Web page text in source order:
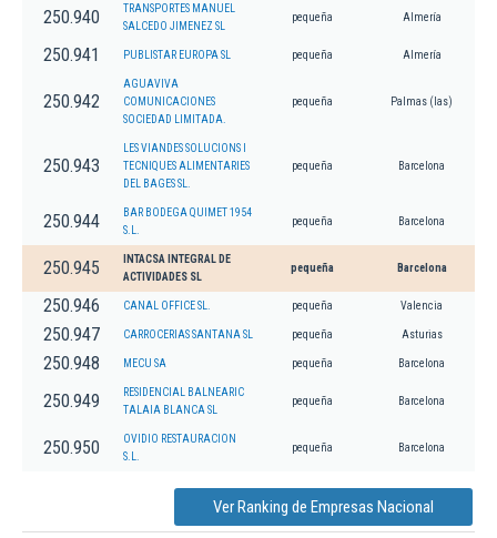
250.940
TRANSPORTES MANUEL
SALCEDO JIMENEZ SL
pequeña Almería
250.941 PUBLISTAR EUROPA SL pequeña Almería
250.942
AGUAVIVA
COMUNICACIONES
SOCIEDAD LIMITADA.
pequeña Palmas (las)
250.943
LES VIANDES SOLUCIONS I
TECNIQUES ALIMENTARIES
DEL BAGES SL.
pequeña Barcelona
250.944
BAR BODEGA QUIMET 1954
S.L.
pequeña Barcelona
250.945
INTACSA INTEGRAL DE
ACTIVIDADES SL
pequeña Barcelona
250.946 CANAL OFFICE SL. pequeña Valencia
250.947 CARROCERIAS SANTANA SL pequeña Asturias
250.948 MECU SA pequeña Barcelona
250.949
RESIDENCIAL BALNEARIC
TALAIA BLANCA SL
pequeña Barcelona
250.950
OVIDIO RESTAURACION
S.L.
pequeña Barcelona
Ver Ranking de Empresas Nacional